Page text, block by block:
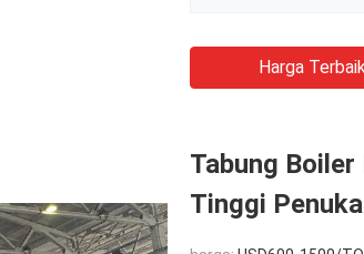
Harga
Tabung
Tinggi